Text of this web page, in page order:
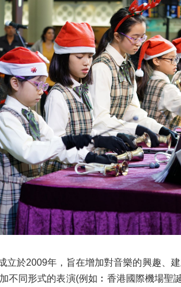
立於2009年，旨在增加對音樂的興趣、
不同形式的表演(例如︰香港國際機場